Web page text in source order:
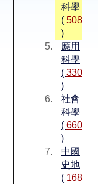
科學
( 508
)
應用
科學
( 330
)
社會
科學
( 660
)
中國
史地
( 168